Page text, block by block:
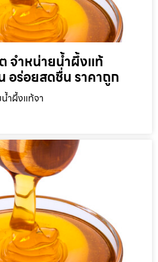
จำหน่ายน้ำผึ้งแท้
อร่อยสดชื่น ราคาถูก
ำผึ้งแท้จา